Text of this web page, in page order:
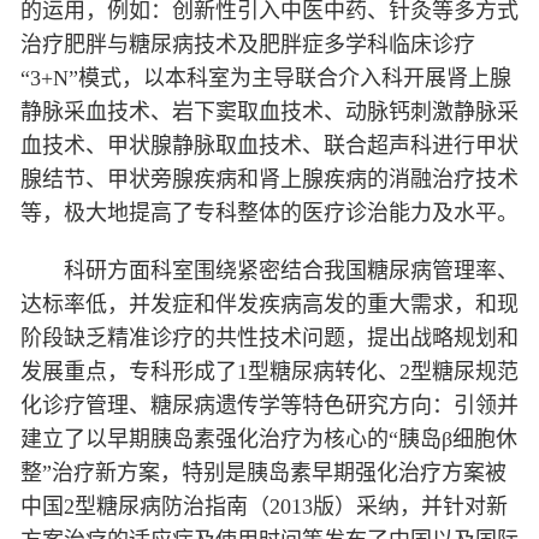
的运用，例如：创新性引入中医中药、针灸等多方式
治疗肥胖与糖尿病技术及肥胖症多学科临床诊疗
“3+N”模式，以本科室为主导联合介入科开展肾上腺
静脉采血技术、岩下窦取血技术、动脉钙刺激静脉采
血技术、甲状腺静脉取血技术、联合超声科进行甲状
腺结节、甲状旁腺疾病和肾上腺疾病的消融治疗技术
等，极大地提高了专科整体的医疗诊治能力及水平。
科研方面科室围绕紧密结合我国糖尿病管理率、
达标率低，并发症和伴发疾病高发的重大需求，和现
阶段缺乏精准诊疗的共性技术问题，提出战略规划和
发展重点，专科形成了1型糖尿病转化、2型糖尿规范
化诊疗管理、糖尿病遗传学等特色研究方向：引领并
建立了以早期胰岛素强化治疗为核心的“胰岛β细胞休
整”治疗新方案，特别是胰岛素早期强化治疗方案被
中国2型糖尿病防治指南（2013版）采纳，并针对新